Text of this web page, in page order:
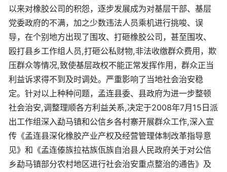
以来对橡胶公司的积怨，逐步发展成为对基层干部、基层
党委政府的不满，加之少数违法人员乘机进行挑唆、误
导，在个别地方出现了围攻、打砸橡胶公司，甚至围攻、
殴打县乡工作组人员,打砸公私财物,非法收缴群众费用，欺
压群众等情况,致使基层政权不能正常发挥作用，群众正当
利益诉求得不到及时调处。严重影响了当地社会治安稳
定。针对以上种种问题，孟连县委、县政府为进一步整顿
社会治安,调整理顺各方利益关系,决定于2008年7月15日派
出工作组深入勐马镇和公信乡各村寨开展群众工作,深入宣
传《孟连县深化橡胶产业产权及经营管理体制改革指导意
见》和《孟连傣族拉祜族佤族自治县人民政府关于对公信
乡勐马镇部分农村地区进行社会治安重点整治的通告》及